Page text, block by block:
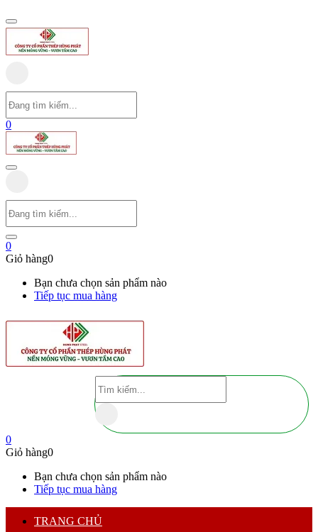
0
0
Giỏ hàng0
Bạn chưa chọn sản phẩm nào
Tiếp tục mua hàng
0
Giỏ hàng0
Bạn chưa chọn sản phẩm nào
Tiếp tục mua hàng
TRANG CHỦ